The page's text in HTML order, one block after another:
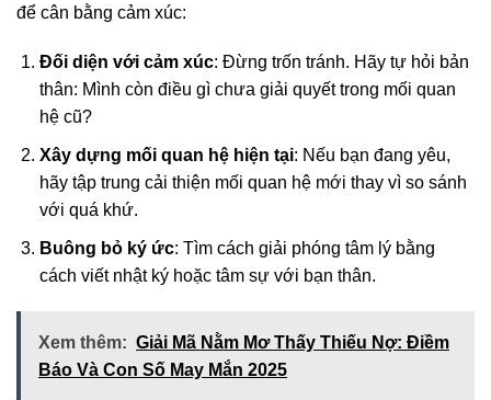
để cân bằng cảm xúc:
Đối diện với cảm xúc: Đừng trốn tránh. Hãy tự hỏi bản
thân: Mình còn điều gì chưa giải quyết trong mối quan
hệ cũ?
Xây dựng mối quan hệ hiện tại: Nếu bạn đang yêu,
hãy tập trung cải thiện mối quan hệ mới thay vì so sánh
với quá khứ.
Buông bỏ ký ức: Tìm cách giải phóng tâm lý bằng
cách viết nhật ký hoặc tâm sự với bạn thân.
Xem thêm: Giải Mã Nằm Mơ Thấy Thiếu Nợ: Điềm
Báo Và Con Số May Mắn 2025